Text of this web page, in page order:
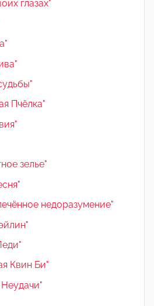
глазах"
Пчёлка"
зелье"
недоразумение"
Квин Би"